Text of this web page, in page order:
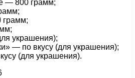
— 800 грамм;
грамм;
украшения);
— по вкусу (для украшения);
(для украшения).